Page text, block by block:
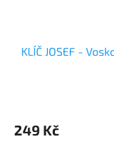
KLÍČ JOSEF -
249 Kč